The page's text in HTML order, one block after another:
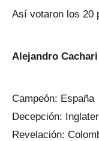
Así votaron los 20
Alejandro Cachari
Campeón: España
Decepción:
Revelación: